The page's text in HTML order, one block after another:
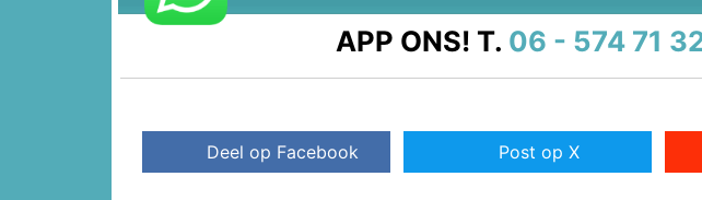
APP ONS! T. 06 - 574 71
Deel op Facebook Post op X